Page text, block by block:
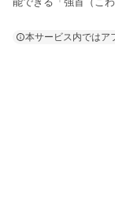
本サービス内ではア